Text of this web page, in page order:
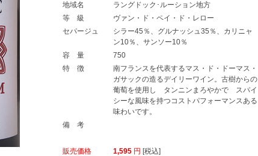
地域名
ラングドック･ルーション地方
等 級
ヴァン・ド・ペイ・ド・レロー
セパージュ
シラー45％、グルナッシュ35％、カリニャ
ン10％、サンソー10％
容 量
750
特 徴
南フランスを代表するマス・ド・ドーマス・
ガサックの造るデイリーワイン。古樹からの
葡萄を使用し タンニンまろやかで スパイ
シーな風味を持つコストパフォーマンスある
味わいです。
備 考
販売価格 1,595 円 [税込]